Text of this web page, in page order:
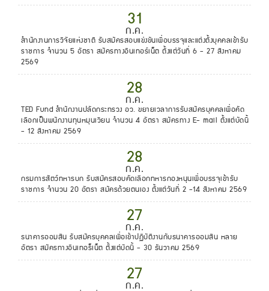
31
ก.ค.
สำนักงานการวิจัยแห่งชาติ รับสมัครสอบแข่งขันเพื่อบรรจุและแต่งตั้งบุคคลเข้ารับ
ราชการ จำนวน 5 อัตรา สมัครทางอินเทอร์เน็ต ตั้งแต่วันที่ 6 - 27 สิงหาคม
2569
28
ก.ค.
TED Fund สำนักงานปลัดกระทรวง อว. ขยายเวลาการรับสมัครบุคคลเพื่อคัด
เลือกเป็นพนักงานทุนหมุนเวียน จำนวน 4 อัตรา สมัครทาง E- mail ตั้งแต่บัดนี้
- 12 สิงหาคม 2569
28
ก.ค.
กรมการสัตว์ทหารบก รับสมัครสอบคัดเลือกทหารกองหนุนเพื่อบรรจุเข้ารับ
ราชการ จำนวน 20 อัตรา สมัครด้วยตนเอง ตั้งแต่วันที่ 2 -14 สิงหาคม 2569
27
ก.ค.
ธนาคารออมสิน รับสมัครบุคคลเพื่อเข้าปฏิบัติงานกับธนาคารออมสิน หลาย
อัตรา สมัครทางอินเทอร็เน็ต ตั้งแต่บัดนี้ - 30 ธันวาคม 2569
27
ก.ค.